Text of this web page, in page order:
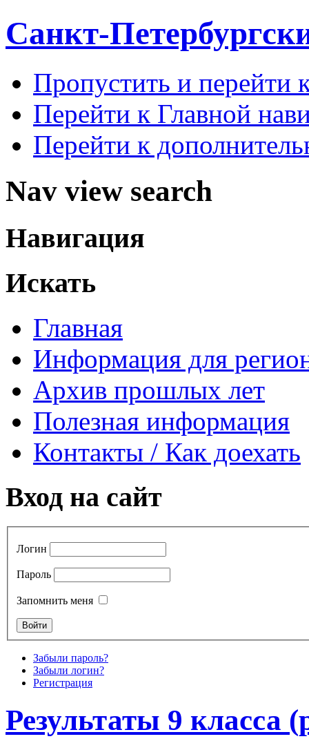
Санкт-
Пропустить и перейти
Перейти к Главной
Перейти к
Nav view search
Навигация
Искать
Главная
Информация для
Архив прошлых лет
Полезная информация
Контакты / Как доехать
Вход на сайт
Логин
Пароль
Запомнить меня
Забыли пароль?
Забыли логин?
Регистрация
Результаты 9 класса